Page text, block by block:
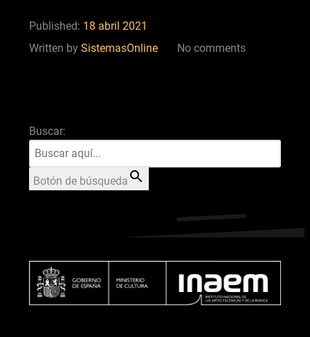
Published: 18 abril 2021
Written by SistemasOnline No comments
Buscar:
Botón de búsqueda